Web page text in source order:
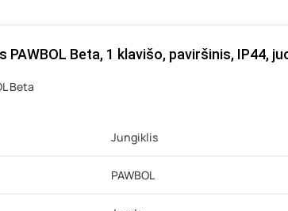
PAWBOL Beta, 1 klavišo, paviršinis, IP44,
Beta
Jungiklis
PAWBOL